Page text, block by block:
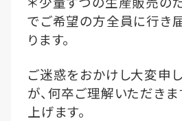
でご希望の方全員に行き
ります。
ご迷惑をおかけし大変申
が、何卒ご理解いただき
上げます。